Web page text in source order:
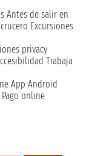
Antes de salir en
Excursiones
privacy
Trabaja
App Android
Pago online